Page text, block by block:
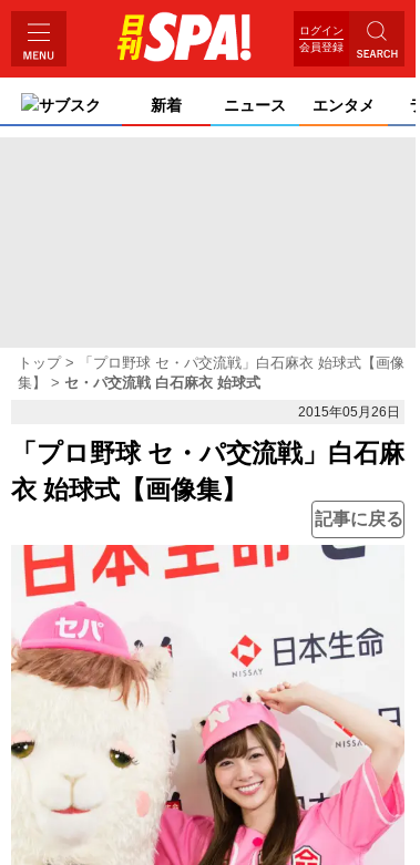
ログイン
会員登録
サブスク 新着 ニュース エンタメ
トップ
「プロ野球 セ・パ交流戦」白石麻衣 始球式【画像
集】
セ・パ交流戦 白石麻衣 始球式
2015年05月26日
「プロ野球 セ・パ交流戦」白石麻
衣 始球式【画像集】
記事に戻る